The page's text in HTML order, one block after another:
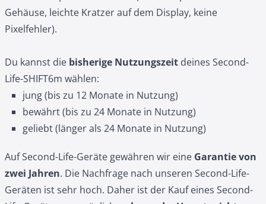
Gehäuse, leichte Kratzer auf dem Display, keine
Pixelfehler).
Du kannst die bisherige Nutzungszeit deines Second-
Life-SHIFT6m wählen:
jung (bis zu 12 Monate in Nutzung)
bewährt (bis zu 24 Monate in Nutzung)
geliebt (länger als 24 Monate in Nutzung)
Auf Second-Life-Geräte gewähren wir eine Garantie von
zwei Jahren. Die Nachfrage nach unseren Second-Life-
Geräten ist sehr hoch. Daher ist der Kauf eines Second-